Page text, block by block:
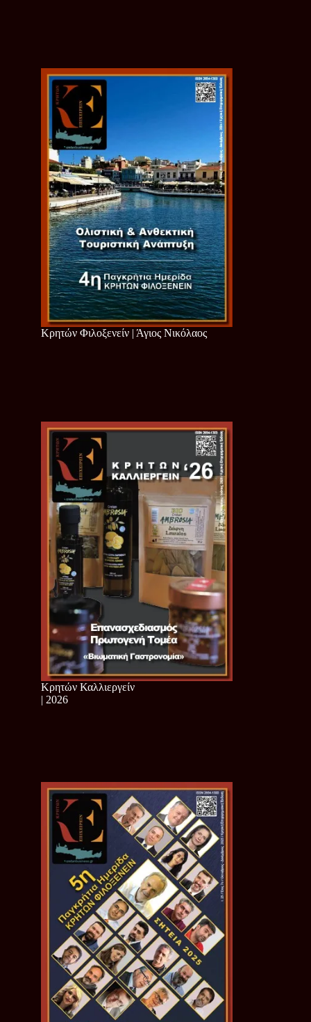
Κρητών Φιλοξενείν | Άγιος Νικόλαος
Κρητών Καλλιεργείν
| 2026